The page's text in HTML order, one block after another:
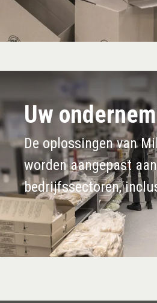
Uw
De oplossingen van
worden aangepast
bedrijfssectoren,